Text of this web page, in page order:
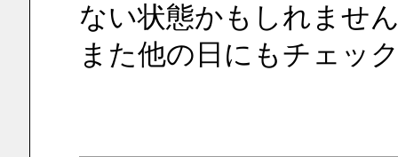
ない状態かもしれませ
また他の日にもチェッ